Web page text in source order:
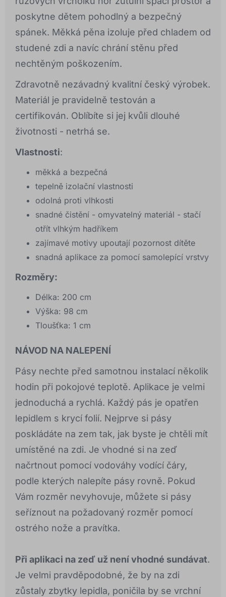
poskytne dětem pohodlný a bezpečný
spánek. Měkká pěna izoluje před chladem od
studené zdi a navíc chrání stěnu před
nechtěným poškozením.
Zdravotně nezávadný kvalitní český výrobek.
Materiál je pravidelně testován a
certifikován. Oblíbíte si jej kvůli dlouhé
životnosti - netrhá se.
Vlastnosti:
měkká a bezpečná
tepelně izolační vlastnosti
odolná proti vlhkosti
snadné čistění - omyvatelný materiál - stačí
otřít vlhkým hadříkem
zajímavé motivy upoutají pozornost dítěte
snadná aplikace za pomocí samolepící vrstvy
Rozměry:
Délka: 200 cm
Výška: 98 cm
Tloušťka: 1 cm
NÁVOD NA NALEPENÍ
Pásy nechte před samotnou instalací několik
hodin při pokojové teplotě. Aplikace je velmi
jednoduchá a rychlá. Každý pás je opatřen
lepidlem s krycí folií. Nejprve si pásy
poskládáte na zem tak, jak byste je chtěli mít
umístěné na zdi. Je vhodné si na zeď
načrtnout pomocí vodováhy vodící čáry,
podle kterých nalepíte pásy rovně. Pokud
Vám rozměr nevyhovuje, můžete si pásy
seříznout na požadovaný rozměr pomocí
ostrého nože a pravítka.
Při aplikaci na zeď už není vhodné sundávat.
Je velmi pravděpodobné, že by na zdi
zůstaly zbytky lepidla, poničila by se vrchní